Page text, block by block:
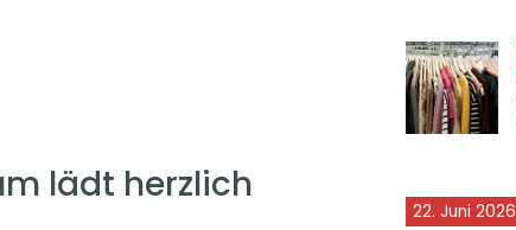
lädt herzlich
22. Juni 2026